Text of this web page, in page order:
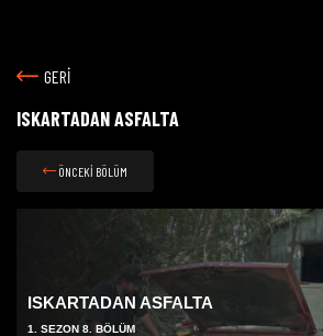
GERİ
ISKARTADAN ASFALTA
ÖNCEKİ BÖLÜM
ISKARTADAN ASFALTA
1. SEZON 8. BÖLÜM